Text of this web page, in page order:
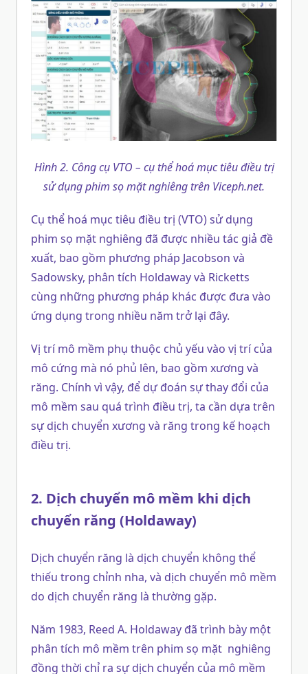
Hình 2. Công cụ VTO – cụ thể hoá mục tiêu điều trị
sử dụng phim sọ mặt nghiêng trên Viceph.net.
Cụ thể hoá mục tiêu điều trị (VTO) sử dụng
phim sọ mặt nghiêng đã được nhiều tác giả đề
xuất, bao gồm phương pháp Jacobson và
Sadowsky, phân tích Holdaway và Ricketts
cùng những phương pháp khác được đưa vào
ứng dụng trong nhiều năm trở lại đây.
Vị trí mô mềm phụ thuộc chủ yếu vào vị trí của
mô cứng mà nó phủ lên, bao gồm xương và
răng. Chính vì vậy, để dự đoán sự thay đổi của
mô mềm sau quá trình điều trị, ta cần dựa trên
sự dịch chuyển xương và răng trong kế hoạch
điều trị.
2. Dịch chuyển mô mềm khi dịch
chuyển răng (Holdaway)
Dịch chuyển răng là dịch chuyển không thể
thiếu trong chỉnh nha, và dịch chuyển mô mềm
do dịch chuyển răng là thường gặp.
Năm 1983, Reed A. Holdaway đã trình bày một
phân tích mô mềm trên phim sọ mặt nghiêng
đồng thời chỉ ra sự dịch chuyển của mô mềm